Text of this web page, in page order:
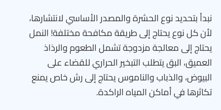
نبدأ بتحديد نوع الحشرة والمصدر الأساسي لانتشارها،
لأن كل نوع يحتاج إلى طريقة مكافحة مختلفة! النمل
يحتاج إلى معالجة مزدوجة تشمل الطعوم والرذاذ
العميق، البق يتطلب التبخير الحراري للقضاء على
البيوض، والذباب والناموس يحتاج إلى رش خاص يمنع
تكاثرها في أماكن المياه الراكدة.